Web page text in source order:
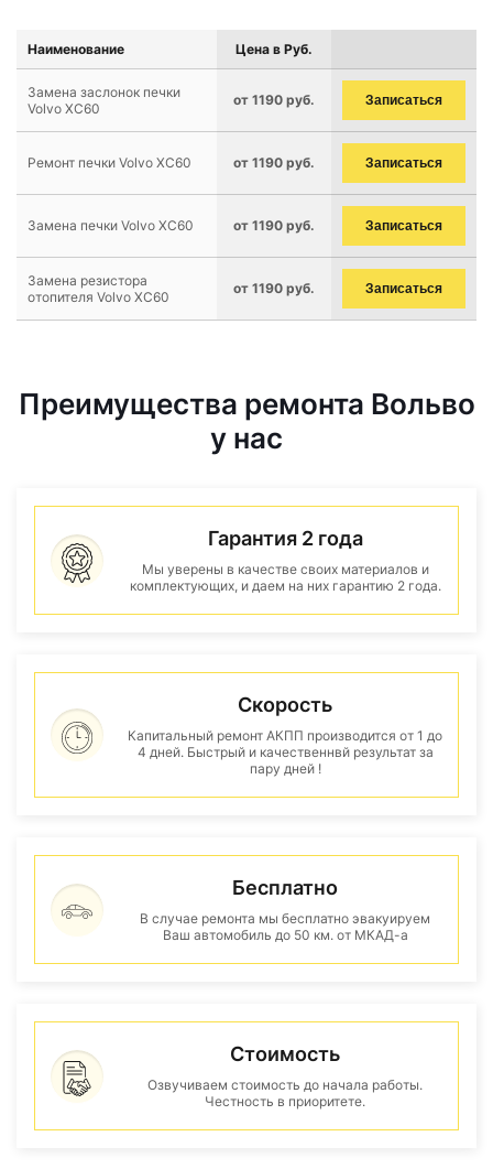
Наименование Цена в Руб.
Замена заслонок печки
Volvo XC60
от 1190 руб. Записаться
Ремонт печки Volvo XC60 от 1190 руб. Записаться
Замена печки Volvo XC60 от 1190 руб. Записаться
Замена резистора
отопителя Volvo XC60
от 1190 руб. Записаться
Преимущества ремонта Вольво
у нас
Гарантия 2 года
Мы уверены в качестве своих материалов и
комплектующих, и даем на них гарантию 2 года.
Скорость
Капитальный ремонт АКПП производится от 1 до
4 дней. Быстрый и качественнвй результат за
пару дней !
Бесплатно
В случае ремонта мы бесплатно эвакуируем
Ваш автомобиль до 50 км. от МКАД-а
Стоимость
Озвучиваем стоимость до начала работы.
Честность в приоритете.